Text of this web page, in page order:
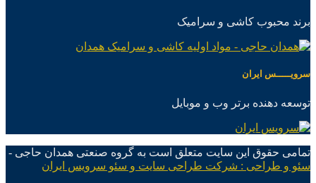
برند محبوب کاشی و سرامیک
سرویـــــس ایران
توسعه دهنده برتر وب و موبایل
تمامی حقوق این سایت متعلق است به گروه صنعتی همدان حاجی -
سئو و طراحی : شرکت طراحی سایت و سئو سرویس ایران